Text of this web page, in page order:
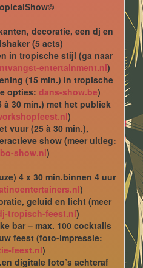
decoratie, een dj en
(5 acts)
in tropische stijl (ga naar
entertainment.nl)
(15 min.) in tropische
opties: dans-show.be)
30 min.) met het publiek
)
vuur (25 à 30 min.),
show (meer uitleg:
show.nl)
4 x 30 min.binnen 4 uur
)
geluid en licht (meer
tropisch-feest.nl)
bar – max. 100 cocktails
feest (foto-impressie:
feest.nl)
digitale foto’s achteraf